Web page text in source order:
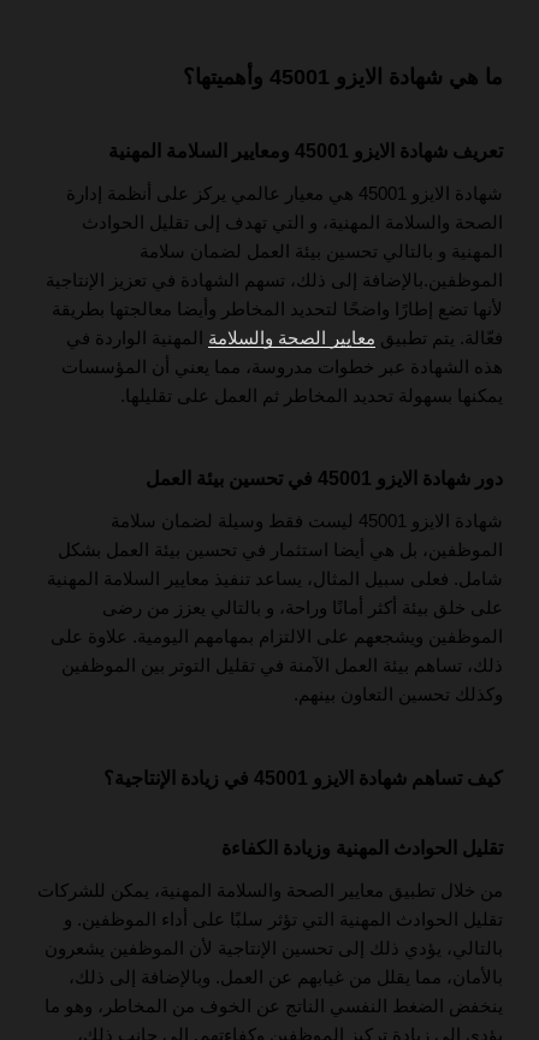
ما هي شهادة الايزو 45001 وأهميتها؟
تعريف شهادة الايزو 45001 ومعايير السلامة المهنية
شهادة الايزو 45001 هي معيار عالمي يركز على أنظمة إدارة
الصحة والسلامة المهنية، و التي تهدف إلى تقليل الحوادث
المهنية و بالتالي تحسين بيئة العمل لضمان سلامة
الموظفين.بالإضافة إلى ذلك، تسهم الشهادة في تعزيز الإنتاجية
لأنها تضع إطارًا واضحًا لتحديد المخاطر وأيضا معالجتها بطريقة
فعّالة. يتم تطبيق معايير الصحة والسلامة المهنية الواردة في
هذه الشهادة عبر خطوات مدروسة، مما يعني أن المؤسسات
يمكنها بسهولة تحديد المخاطر ثم العمل على تقليلها.
دور شهادة الايزو 45001 في تحسين بيئة العمل
شهادة الايزو 45001 ليست فقط وسيلة لضمان سلامة
الموظفين، بل هي أيضا استثمار في تحسين بيئة العمل بشكل
شامل. فعلى سبيل المثال، يساعد تنفيذ معايير السلامة المهنية
على خلق بيئة أكثر أمانًا وراحة، و بالتالي يعزز من رضى
الموظفين ويشجعهم على الالتزام بمهامهم اليومية. علاوة على
ذلك، تساهم بيئة العمل الآمنة في تقليل التوتر بين الموظفين
وكذلك تحسين التعاون بينهم.
كيف تساهم شهادة الايزو 45001 في زيادة الإنتاجية؟
تقليل الحوادث المهنية وزيادة الكفاءة
من خلال تطبيق معايير الصحة والسلامة المهنية، يمكن للشركات
تقليل الحوادث المهنية التي تؤثر سلبًا على أداء الموظفين. و
بالتالي، يؤدي ذلك إلى تحسين الإنتاجية لأن الموظفين يشعرون
بالأمان، مما يقلل من غيابهم عن العمل. وبالإضافة إلى ذلك،
ينخفض الضغط النفسي الناتج عن الخوف من المخاطر، وهو ما
يؤدي إلى زيادة تركيز الموظفين وكفاءتهم. إلى جانب ذلك،